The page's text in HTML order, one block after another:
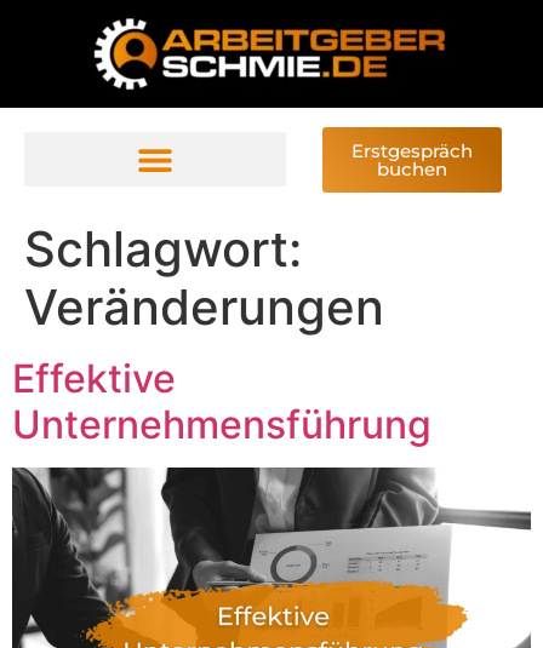
Erstgespräch
buchen
Schlagwort:
Veränderungen
Effektive
Unternehmensführung